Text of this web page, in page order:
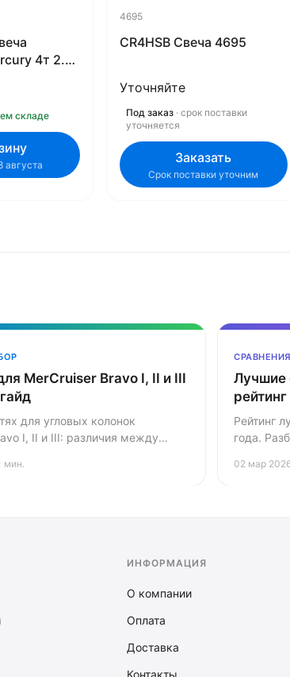
4т 2.5-
складе
августа
4695
CR4HSB Свеча 4695
Уточняйте
Под заказ· срок поставки
уточняется
Заказать
Срок поставки уточним
MerCruiser Bravo I, II и III
для угловых колонок
I, II и III: различия между
мин.
Лучшие
Рейтинг
года.
02 мар
ИНФОРМАЦИЯ
О компании
Оплата
Доставка
Контакты